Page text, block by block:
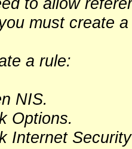
must create
a rule:
NIS.
Options.
Internet